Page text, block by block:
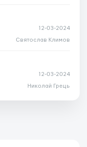
12-03-2024
Святослав Климов
12-03-2024
Николай Грець